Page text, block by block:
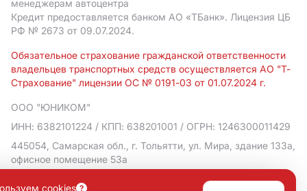
менеджерам автоцентра
Кредит предоставляется банком АO «ТБанк». Лицензия ЦБ
РФ № 2673 от 09.07.2024.
Обязательное страхование гражданской ответственности
владельцев транспортных средств осуществляется АО "Т-
Страхование" лицензии ОС № 0191-03 от 01.07.2024 г.
ООО "ЮНИКОМ"
ИНН: 6382101224 / КПП: 638201001 / ОГРН: 1246300011429
445054, Самарская обл., г. Тольятти, ул. Мира, здание 133а,
офисное помещение 53а
Политика в отношении обработки персональных данных
cookies